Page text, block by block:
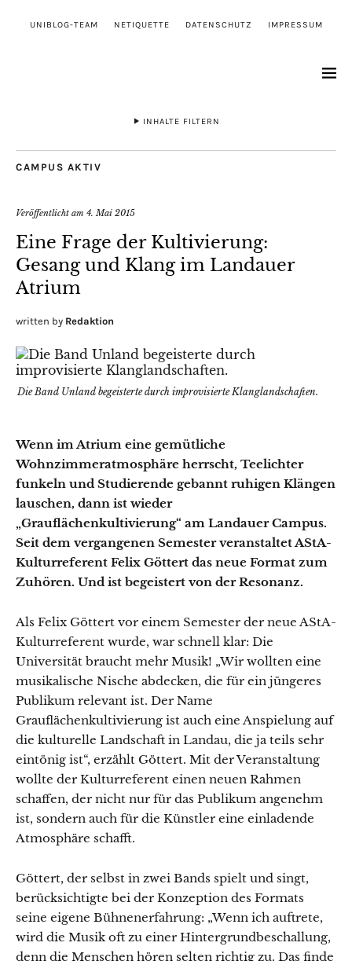
UNIBLOG-TEAM NETIQUETTE DATENSCHUTZ IMPRESSUM
INHALTE FILTERN
CAMPUS AKTIV
Veröffentlicht am 4. Mai 2015
Eine Frage der Kultivierung:
Gesang und Klang im Landauer
Atrium
written by Redaktion
Die Band Unland begeisterte durch improvisierte Klanglandschaften.
Wenn im Atrium eine gemütliche
Wohnzimmeratmosphäre herrscht, Teelichter
funkeln und Studierende gebannt ruhigen Klängen
lauschen, dann ist wieder
„Grauflächenkultivierung“ am Landauer Campus.
Seit dem vergangenen Semester veranstaltet AStA-
Kulturreferent Felix Göttert das neue Format zum
Zuhören. Und ist begeistert von der Resonanz.
Als Felix Göttert vor einem Semester der neue AStA-
Kulturreferent wurde, war schnell klar: Die
Universität braucht mehr Musik! „Wir wollten eine
musikalische Nische abdecken, die für ein jüngeres
Publikum relevant ist. Der Name
Grauflächenkultivierung ist auch eine Anspielung auf
die kulturelle Landschaft in Landau, die ja teils sehr
eintönig ist“, erzählt Göttert. Mit der Veranstaltung
wollte der Kulturreferent einen neuen Rahmen
schaffen, der nicht nur für das Publikum angenehm
ist, sondern auch für die Künstler eine einladende
Atmosphäre schafft.
Göttert, der selbst in zwei Bands spielt und singt,
berücksichtigte bei der Konzeption des Formats
seine eigene Bühnenerfahrung: „Wenn ich auftrete,
wird die Musik oft zu einer Hintergrundbeschallung,
denn die Menschen hören selten richtig zu. Das finde